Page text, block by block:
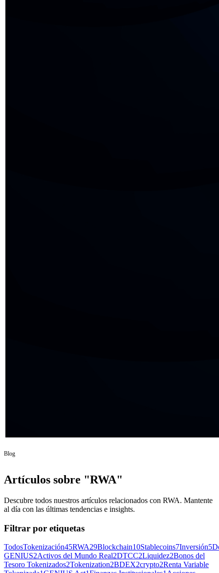
Blog
Artículos sobre "RWA"
Descubre todos nuestros artículos relacionados con RWA. Mantente
al día con las últimas tendencias e insights.
Filtrar por etiquetas
TodosTokenización45RWA29Blockchain10Stablecoins7Inversión5
GENIUS2Activos del Mundo Real2DTCC2Liquidez2Bonos del
Tesoro Tokenizados2Tokenization2BDEX2crypto2Renta Variable